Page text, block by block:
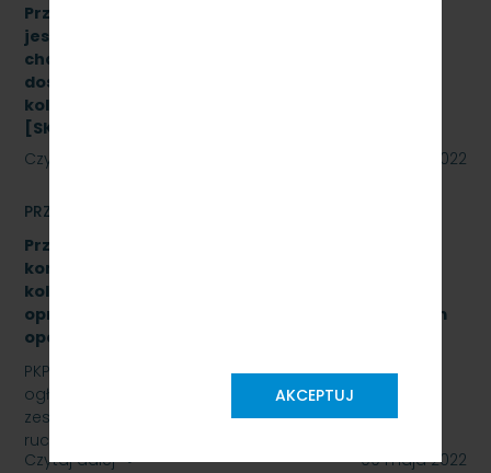
AKCEPTUJ
Przetarg nieograniczony, którego przedmiotem
jest Dostawę stanowiska do badania
charakterystyk zderzaków kolejowych oraz
dostawę fabrycznie nowych sprężarek do taboru
kolejowego- 10 szt. (dwa zadania)
[SKMMU.086.23.22]
Czytaj dalej
19 maja 2022
PRZETARGI
Przetarg nieograniczony na wymianę zestawów
komputerowych urządzeń sterowania ruchem
kolejowym wraz z dokonaniem konfiguracji
oprogramowania systemu ILTOR-2 wraz z prawem
opcji - znak: SKMMU.086.16.22
PKP SZYBKA KOLEJ MIEJSKA W TRÓJMIEŚCIE Sp. z o.o.
ogłasza przetarg nieograniczony na wymianę
zestawów komputerowych urządzeń sterowania
ruchem…
Czytaj dalej
09 maja 2022